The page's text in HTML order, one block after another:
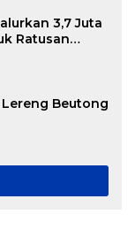
3,7 Juta
Ratusan
Beutong